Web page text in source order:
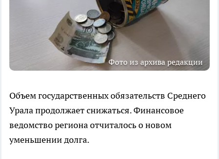
Фото из архива редакции
Объем государственных обязательств Среднего
Урала продолжает снижаться. Финансовое
ведомство региона отчиталось о новом
уменьшении долга.